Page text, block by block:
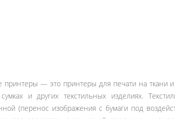
принтеры — это принтеры для печати на ткани
сумках и других текстильных изделиях.
(перенос изображения с бумаги под